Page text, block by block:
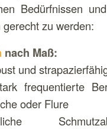
Bedürfnissen
zu werden:
nach Maß:
und
frequentierte
oder Flure